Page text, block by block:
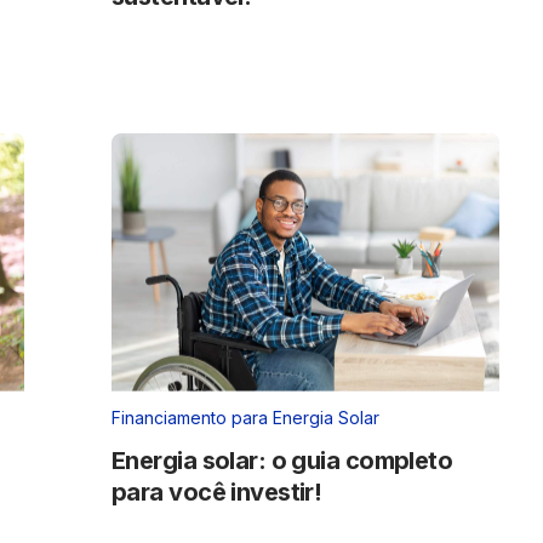
Financiamento para Energia Solar
Energia solar: o guia completo
para você investir!